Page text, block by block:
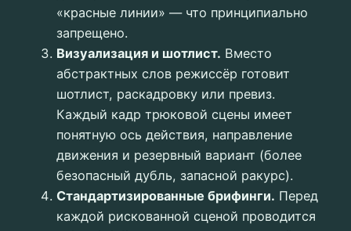
«красные линии» — что принципиально
запрещено.
Визуализация и шотлист. Вместо
абстрактных слов режиссёр готовит
шотлист, раскадровку или превиз.
Каждый кадр трюковой сцены имеет
понятную ось действия, направление
движения и резервный вариант (более
безопасный дубль, запасной ракурс).
Стандартизированные брифинги. Перед
каждой рискованной сценой проводится